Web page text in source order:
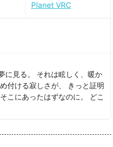
Planet VRC
に見る。 それは眩しく、暖か
付ける寂しさが、 きっと証明
こにあったはずなのに。 どこ